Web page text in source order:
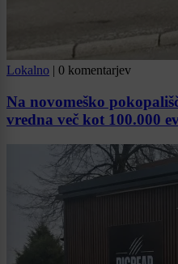
Lokalno | 0 komentarjev
Na novomeško
vredna več kot 100.000